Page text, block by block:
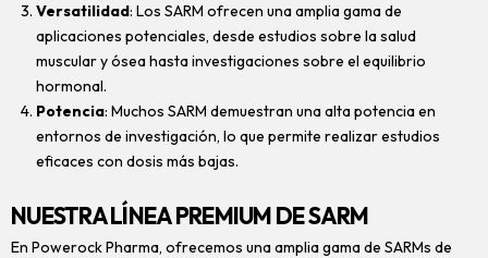
Versatilidad: Los SARM ofrecen una amplia gama de
aplicaciones potenciales, desde estudios sobre la salud
muscular y ósea hasta investigaciones sobre el equilibrio
hormonal.
Potencia: Muchos SARM demuestran una alta potencia en
entornos de investigación, lo que permite realizar estudios
eficaces con dosis más bajas.
NUESTRA LÍNEA PREMIUM DE SARM
En Powerock Pharma, ofrecemos una amplia gama de SARMs de